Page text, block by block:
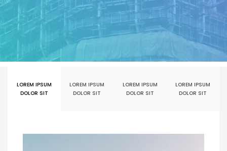
LOREM IPSUM
DOLOR SIT
LOREM IPSUM
DOLOR SIT
LOREM IPSUM
DOLOR SIT
LOREM IPSUM
DOLOR SIT